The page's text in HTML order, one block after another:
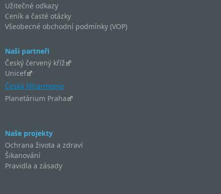
Užitečné odkazy
Ceník a časté otázky
Všeobecné obchodní podmínky (VOP)
Naši partneři
Český červený kříž
Unicef
Česká filharmonie
Planetárium Praha
Naše projekty
Ochrana života a zdraví
Šikanování
Pravidla a zásady